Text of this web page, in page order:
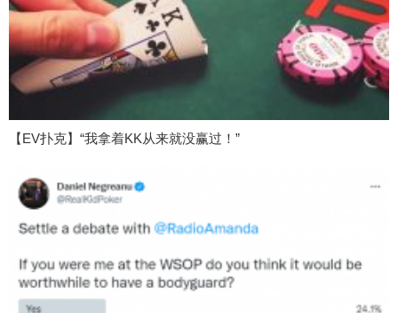
【EV扑克】“我拿着KK从来就没赢过！”